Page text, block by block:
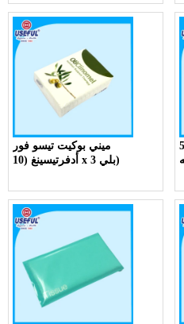
ميني بوكيت تيسو فور
أدفرتيسينغ (10 x 3 بلي)
5 أجهزه الكمبيوتر 3 رقائق